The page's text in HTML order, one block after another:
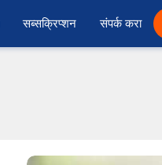
सब्सक्रिप्शन संपर्क करा